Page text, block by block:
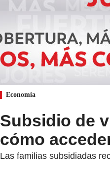
Economía
Subsidio de
cómo
Las familias subsidiadas